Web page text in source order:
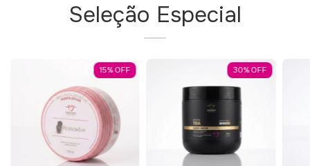
Seleção Especial
15%OFF 30%OFF